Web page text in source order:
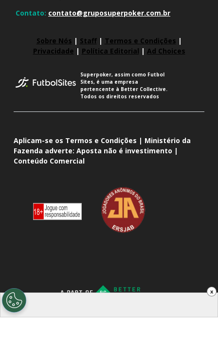
x
Contato: contato@gruposuperpoker.com.br
Sobre Nós | Staff| Termos e Condições |
Privacidade | Política Editorial | Ad Choices
Superpoker, assim como Futbol
Sites, é uma empresa
pertencente à Better Collective.
Todos os direitos reservados
Aplicam-se os Termos e Condições | Ministério da
Fazenda adverte: Aposta não é investimento |
Conteúdo Comercial